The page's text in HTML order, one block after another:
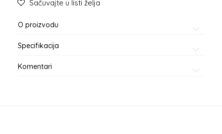
Sačuvajte u listi želja
O proizvodu
Specifikacija
Komentari